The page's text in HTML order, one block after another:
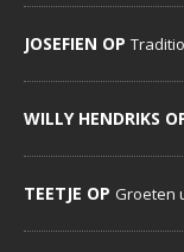
JOSEFIEN OP
WILLY HENDRIKS
TEETJE OP Groeten